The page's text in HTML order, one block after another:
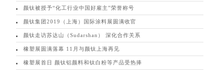
颜钛被授予“化工行业中国好雇主”荣誉称号
颜钛集团2019（上海）国际涂料展圆满收官
颜钛走访苏达山（Sudarshan） 深化合作关系
橡塑展圆满落幕 11月与颜钛上海再见
橡塑展首日 颜钛铝颜料和钛白粉等产品受热捧